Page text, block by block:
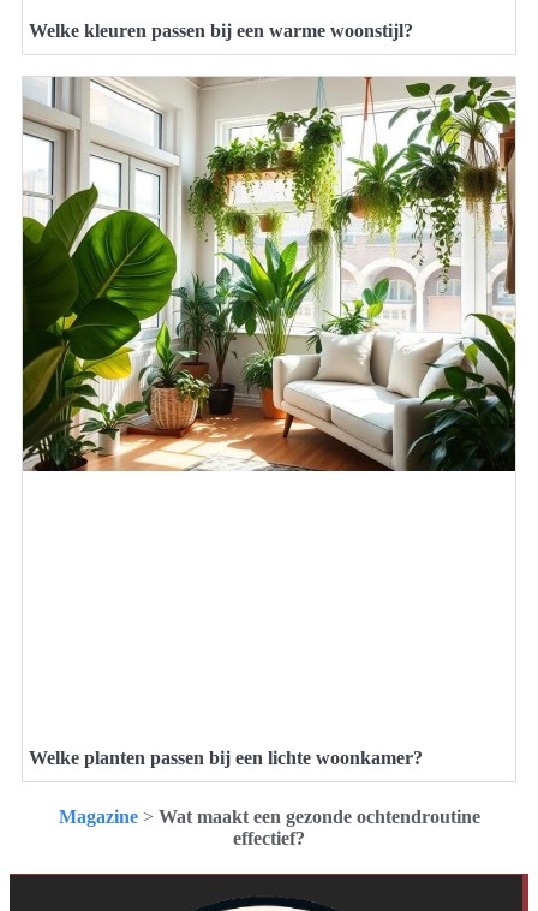
Welke kleuren passen bij een warme woonstijl?
Welke planten passen bij een lichte woonkamer?
Magazine> Wat maakt een gezonde ochtendroutine
effectief?